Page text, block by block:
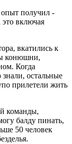
получил -
это включая
вкатились к
конюшни,
Когда
знали, остальные
прилетели жить
команды,
балду пинать,
50 человек